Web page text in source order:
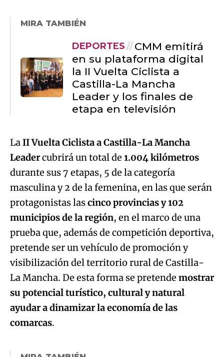
MIRA TAMBIÉN
DEPORTES
CMM emitirá
en su plataforma digital
la II Vuelta Ciclista a
Castilla-La Mancha
Leader y los finales de
etapa en televisión
LaII Vuelta Ciclista a Castilla-La Mancha
Leadercubrirá un total de 1.004 kilómetros
durante sus 7 etapas, 5 de la categoría
masculina y 2 de la femenina, en las que serán
protagonistas lascinco provincias y 102
municipios de la región, en el marco de una
prueba que, además de competición deportiva,
pretende ser un vehículo de promoción y
visibilización del territorio rural de Castilla-
La Mancha. De esta forma se pretende mostrar
su potencial turístico, cultural y natural
ayudar a dinamizar la economía de las
comarcas.